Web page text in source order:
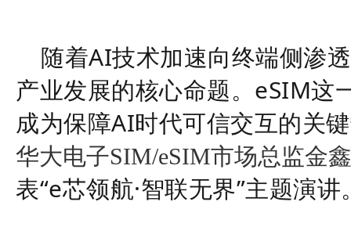
随着AI技术加速向终端侧渗
产业发展的核心命题。eSIM这
成为保障AI时代可信交互的关
华大电子SIM/eSIM市场总监金
表“e芯领航·智联无界”主题演讲